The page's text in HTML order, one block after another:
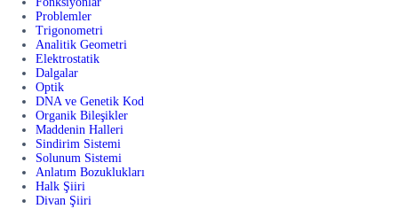
Problemler
Trigonometri
Analitik Geometri
Elektrostatik
Dalgalar
Optik
DNA ve Genetik Kod
Organik Bileşikler
Maddenin Halleri
Sindirim Sistemi
Solunum Sistemi
Anlatım Bozuklukları
Halk Şiiri
Divan Şiiri